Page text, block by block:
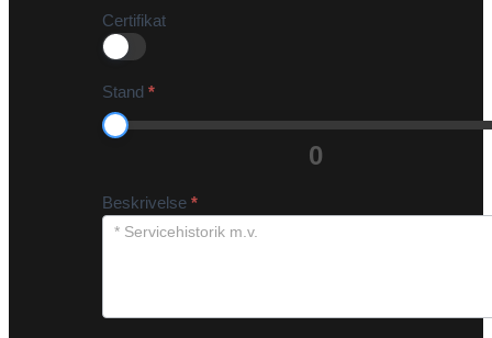
Certifikat
Stand *
0
Beskrivelse *